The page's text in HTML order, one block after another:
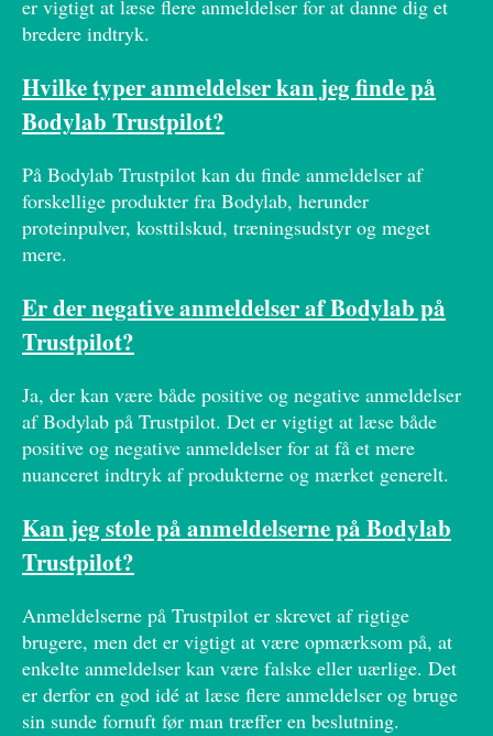
er vigtigt at læse flere anmeldelser for at danne dig et
bredere indtryk.
Hvilke typer anmeldelser kan jeg finde på
Bodylab Trustpilot?
På Bodylab Trustpilot kan du finde anmeldelser af
forskellige produkter fra Bodylab, herunder
proteinpulver, kosttilskud, træningsudstyr og meget
mere.
Er der negative anmeldelser af Bodylab på
Trustpilot?
Ja, der kan være både positive og negative anmeldelser
af Bodylab på Trustpilot. Det er vigtigt at læse både
positive og negative anmeldelser for at få et mere
nuanceret indtryk af produkterne og mærket generelt.
Kan jeg stole på anmeldelserne på Bodylab
Trustpilot?
Anmeldelserne på Trustpilot er skrevet af rigtige
brugere, men det er vigtigt at være opmærksom på, at
enkelte anmeldelser kan være falske eller uærlige. Det
er derfor en god idé at læse flere anmeldelser og bruge
sin sunde fornuft før man træffer en beslutning.